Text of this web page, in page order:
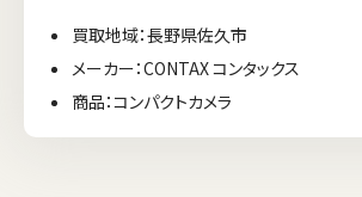
買取地域：長野県佐久市
メーカー：CONTAX コンタックス
商品：コンパクトカメラ